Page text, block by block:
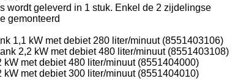
wordt geleverd in 1 stuk. Enkel de 2 zijdelingse
gemonteerd
1,1 kW met debiet 280 liter/minuut (8551403106)
2,2 kW met debiet 480 liter/minuut (8551403108)
met debiet 480 liter/minuut (8551404000)
met debiet 300 liter/minuut (8551404010)